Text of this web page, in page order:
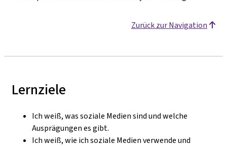
Zurück zur Navigation
Lernziele
Ich weiß, was soziale Medien sind und welche
Ausprägungen es gibt.
Ich weiß, wie ich soziale Medien verwende und